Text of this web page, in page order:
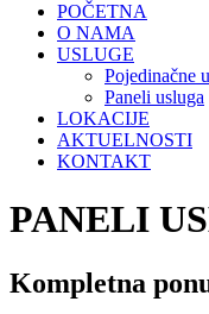
POČETNA
O NAMA
USLUGE
Pojedinačne
Paneli usluga
LOKACIJE
AKTUELNOSTI
KONTAKT
PANELI
Kompletna